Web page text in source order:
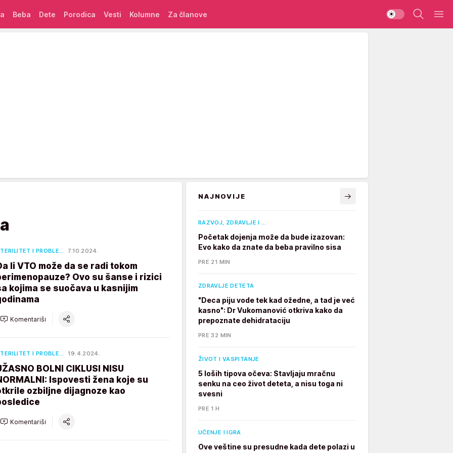
Beba Dete Porodica Vesti Kolumne Za članove
I PROBLE… 7.10.2024.
li VTO može da se radi tokom
Ovo su šanse i rizici
kojima se suočava u kasnijim
Komentariši
I PROBLE… 19.4.2024.
BOLNI CIKLUSI NISU
Ispovesti žena koje su
ozbiljne dijagnoze kao
Komentariši
NAJNOVIJE
RAZVOJ, ZDRAVLJE I …
Početak dojenja može da bude izazovan:
Evo kako da znate da beba pravilno sisa
PRE 21 MIN
ZDRAVLJE DETETA
"Deca piju vode tek kad ožedne, a tad je već
kasno": Dr Vukomanović otkriva kako da
prepoznate dehidrataciju
PRE 32 MIN
ŽIVOT I VASPITANJE
5 loših tipova očeva: Stavljaju mračnu
senku na ceo život deteta, a nisu toga ni
svesni
PRE 1 H
UČENJE I IGRA
Ove veštine su presudne kada dete polazi u